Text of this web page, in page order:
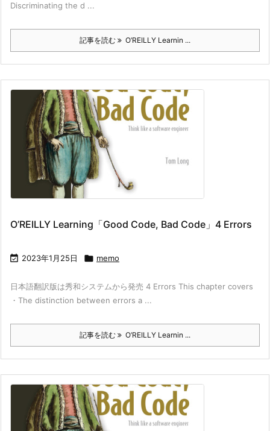
Discriminating the d ...
記事を読む O’REILLY Learnin ...
O’REILLY Learning「Good Code, Bad Code」4 Errors
 2023年1月25日  memo
日本語翻訳版は秀和システムから発売 4 Errors This chapter covers
・The distinction between errors a ...
記事を読む O’REILLY Learnin ...